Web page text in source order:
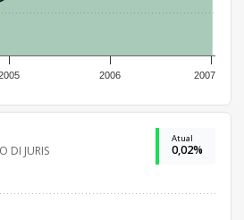
2006 2007
DI JURIS
Atual
0,02%